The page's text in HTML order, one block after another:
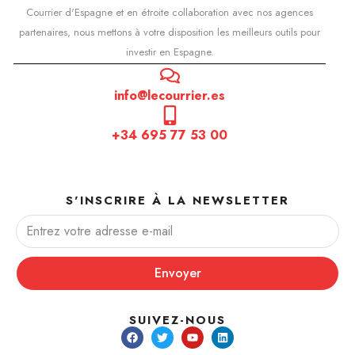
Courrier d'Espagne et en étroite collaboration avec nos agences
partenaires, nous mettons à votre disposition les meilleurs outils pour
investir en Espagne.
info@lecourrier.es
+34 695 77 53 00
S'INSCRIRE À LA NEWSLETTER
Envoyer
SUIVEZ-NOUS